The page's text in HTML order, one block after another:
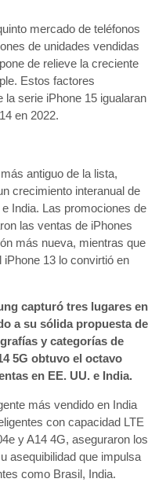
mercado de teléfonos
de unidades vendidas
de relieve la creciente
Estos factores
serie iPhone 15 igualaran
en 2022.
antiguo de la lista,
crecimiento interanual de
India. Las promociones de
las ventas de iPhones
más nueva, mientras que
13 lo convirtió en
capturó tres lugares en
a su sólida propuesta de
y categorías de
5G obtuvo el octavo
en EE. UU. e India.
más vendido en India
con capacidad LTE
y A14 4G, aseguraron los
asequibilidad que impulsa
como Brasil, India.